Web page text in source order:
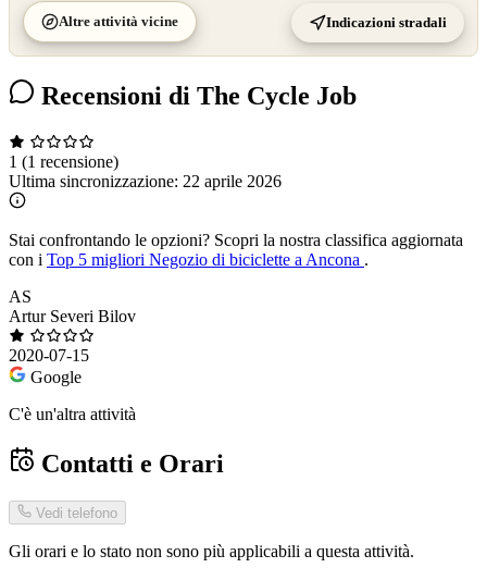
Altre attività vicine Indicazioni stradali
Recensioni di The Cycle Job
1 (1 recensione)
Ultima sincronizzazione: 22 aprile 2026
Stai confrontando le opzioni? Scopri la nostra classifica aggiornata
con i Top 5 migliori Negozio di biciclette a Ancona .
AS
Artur Severi Bilov
2020-07-15
Google
C'è un'altra attività
Contatti e Orari
Vedi telefono
Gli orari e lo stato non sono più applicabili a questa attività.